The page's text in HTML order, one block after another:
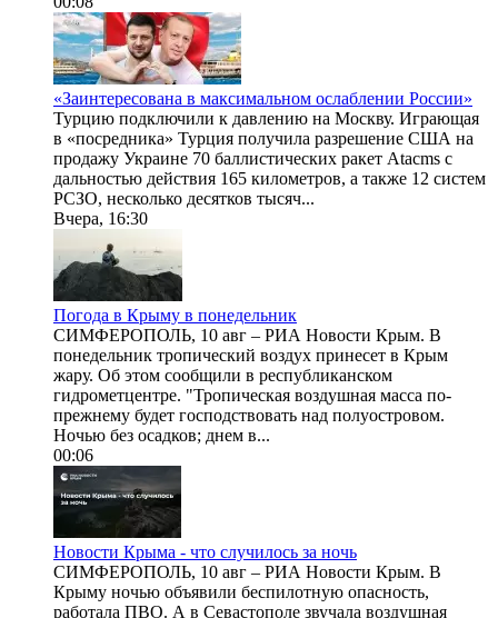
«Заинтересована в максимальном ослаблении России»
Турцию подключили к давлению на Москву. Играющая
в «посредника» Турция получила разрешение США на
продажу Украине 70 баллистических ракет Atacms с
дальностью действия 165 километров, а также 12 систем
РСЗО, несколько десятков тысяч...
Вчера, 16:30
Погода в Крыму в понедельник
СИМФЕРОПОЛЬ, 10 авг – РИА Новости Крым. В
понедельник тропический воздух принесет в Крым
жару. Об этом сообщили в республиканском
гидрометцентре. "Тропическая воздушная масса по-
прежнему будет господствовать над полуостровом.
Ночью без осадков; днем в...
00:06
Новости Крыма - что случилось за ночь
СИМФЕРОПОЛЬ, 10 авг – РИА Новости Крым. В
Крыму ночью объявили беспилотную опасность,
работала ПВО. А в Севастополе звучала воздушная